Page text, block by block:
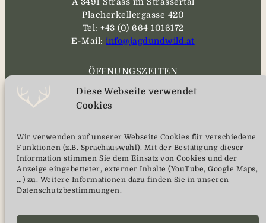
Diese Webseite verwendet
Cookies
Wir verwenden auf unserer Webseite Cookies für verschiedene
Funktionen (z.B. Sprachauswahl). Mit der Bestätigung dieser
Information stimmen Sie dem Einsatz von Cookies und der
Anzeige eingebetteter, externer Inhalte (YouTube, Google Maps,
…) zu. Weitere Informationen dazu finden Sie in unseren
Datenschutzbestimmungen.
Placherkellergasse 420
Tel: +43 (0) 664 1016172
E-Mail:info@jagdundwild.at
ÖFFNUNGSZEITEN
MO – SA
08:00 bis 17:00
vorherige telefonische Anmeldung
wird erwünscht
SERVICE